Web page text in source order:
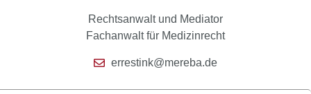
Rechtsanwalt und Mediator
Fachanwalt für Medizinrecht
errestink@mereba.de